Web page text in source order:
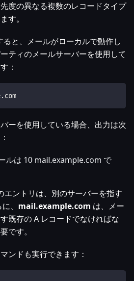
度の異なる複数のレコードタイプ
す。
と、メールがローカルで動作し
ティのメールサーバーを使用して
：
ーを使用している場合、出力は次
ルは 10 mail.example.com で
エントリは、別のサーバーを指す
、 mail.example.com は、メー
既存の A レコードでなければな
です。
ンドも実行できます：